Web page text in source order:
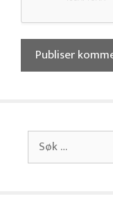
Søk
etter: